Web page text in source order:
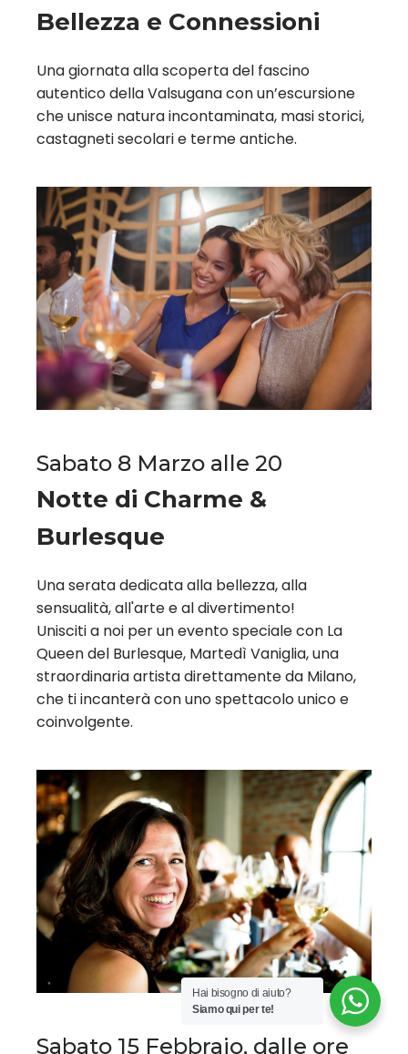
Bellezza e Connessioni
Una giornata alla scoperta del fascino
autentico della Valsugana con un’escursione
che unisce natura incontaminata, masi storici,
castagneti secolari e terme antiche.
Sabato 8 Marzo alle 20
Notte di Charme &
Burlesque
Una serata dedicata alla bellezza, alla
sensualità, all'arte e al divertimento!
Unisciti a noi per un evento speciale con La
Queen del Burlesque, Martedì Vaniglia, una
straordinaria artista direttamente da Milano,
che ti incanterà con uno spettacolo unico e
coinvolgente.
Sabato 15 Febbraio, dalle ore
Hai bisogno di aiuto?
Siamo qui per te!